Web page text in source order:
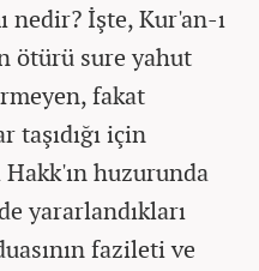
nedir? İşte, Kur'an-ı
ötürü sure yahut
fakat
için
huzurunda
yararlandıkları
fazileti ve